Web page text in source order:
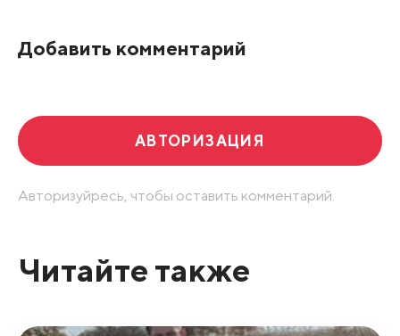
Добавить комментарий
АВТОРИЗАЦИЯ
Авторизуйресь, чтобы оставить комментарий.
Читайте также